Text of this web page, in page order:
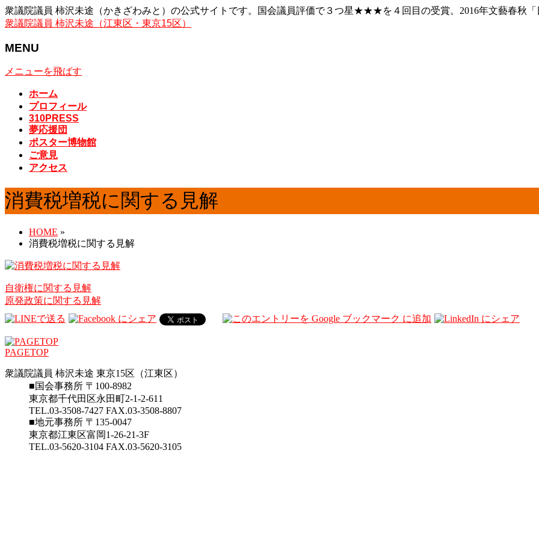
衆議院議員 柿沢未途（かきざわみと）の公式サイトです。国会議員評価で３つ星★★★を４回目の受賞。2016年文藝春秋「
衆議院議員 柿沢未途（江東区・東京15区）
MENU
メニューを飛ばす
ホーム
プロフィール
310PRESS
夢応援団
ポスター博物館
ご意見
アクセス
消費税増税に関する見解
HOME »
消費税増税に関する見解
自衛権に関する見解
原発政策に関する見解
PAGETOP
衆議院議員 柿沢未途 東京15区（江東区）
■国会事務所 〒100-8982
東京都千代田区永田町2-1-2-611
TEL.03-3508-7427 FAX.03-3508-8807
■地元事務所 〒135-0047
東京都江東区富岡1-26-21-3F
TEL.03-5620-3104 FAX.03-5620-3105